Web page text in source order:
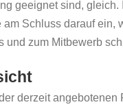
geeignet sind,
Schluss darauf ein,
und zum Mitbewerb
derzeit